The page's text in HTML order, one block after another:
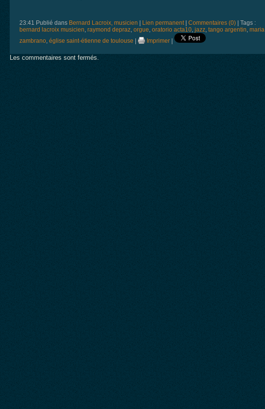
23:41 Publié dans Bernard Lacroix, musicien Lien permanent| Commentaires (0)| Tags :
bernard lacroix musicien, raymond depraz, orgue, oratorio acta10, jazz, tango argentin, maria
zambrano, église saint-étienne de toulouse Imprimer|
Les commentaires sont fermés.